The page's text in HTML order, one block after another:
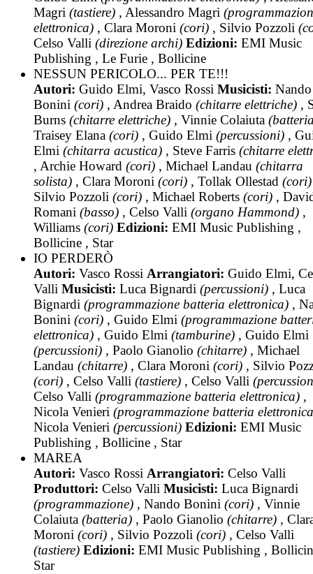
Magri (tastiere) , Alessandro Magri
elettronica) , Clara Moroni (cori) , Silvio Pozzoli
Celso Valli (direzione archi) Edizioni: EMI Music
Publishing , Le Furie , Bollicine
NESSUN PERICOLO... PER TE!!!
Autori: Guido Elmi, Vasco Rossi Musicisti: Nando
Bonini (cori) , Andrea Braido (chitarre elettriche) ,
Burns (chitarre elettriche) , Vinnie Colaiuta
Traisey Elana (cori) , Guido Elmi (percussioni) ,
Elmi (chitarra acustica) , Steve Farris (chitarre
, Archie Howard (cori) , Michael Landau (chitarra
solista) , Clara Moroni (cori) , Tollak Ollestad (cori)
Silvio Pozzoli (cori) , Michael Roberts (cori) ,
Romani (basso) , Celso Valli (organo Hammond) ,
Williams (cori) Edizioni: EMI Music Publishing ,
Bollicine , Star
IO PERDERÒ
Autori: Vasco Rossi Arrangiatori: Guido Elmi,
Valli Musicisti: Luca Bignardi (percussioni) , Luca
Bignardi (programmazione batteria elettronica) ,
Bonini (cori) , Guido Elmi (programmazione
elettronica) , Guido Elmi (tamburine) , Guido Elmi
(percussioni) , Paolo Gianolio (chitarre) , Michael
Landau (chitarre) , Clara Moroni (cori) , Silvio
(cori) , Celso Valli (tastiere) , Celso Valli
Celso Valli (programmazione batteria elettronica) ,
Nicola Venieri (programmazione batteria
Nicola Venieri (percussioni) Edizioni: EMI Music
Publishing , Bollicine , Star
MAREA
Autori: Vasco Rossi Arrangiatori: Celso Valli
Produttori: Celso Valli Musicisti: Luca Bignardi
(programmazione) , Nando Bonini (cori) , Vinnie
Colaiuta (batteria) , Paolo Gianolio (chitarre) ,
Moroni (cori) , Silvio Pozzoli (cori) , Celso Valli
(tastiere) Edizioni: EMI Music Publishing ,
Star